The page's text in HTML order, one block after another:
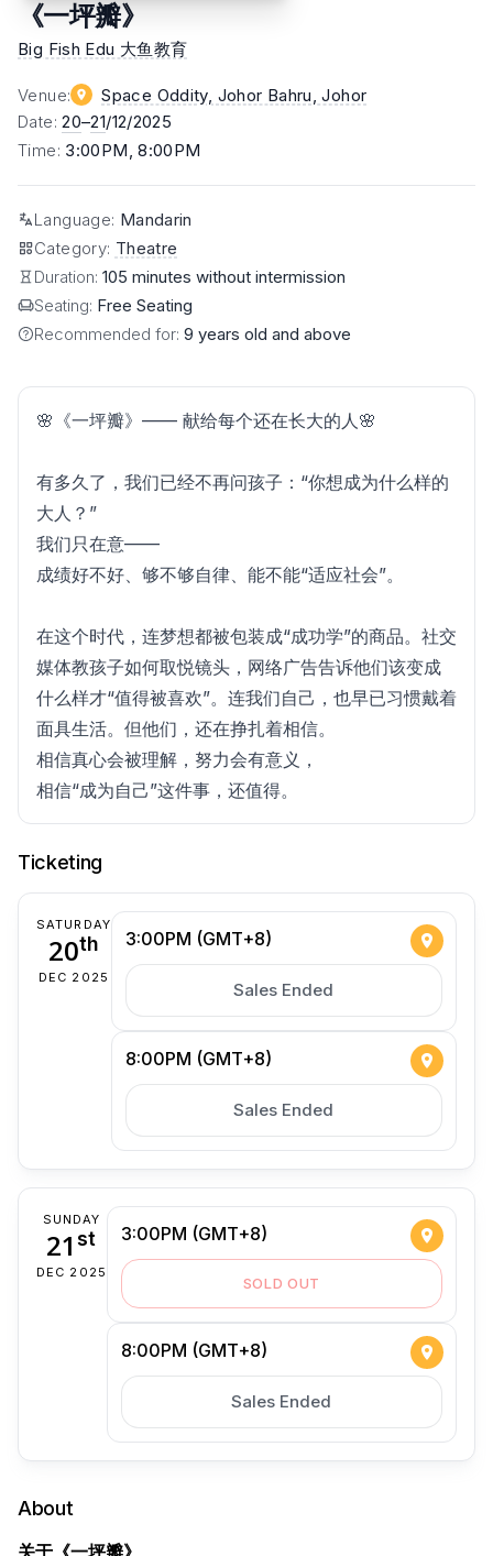
《一坪瓣》
Big Fish Edu 大鱼教育
Venue: Space Oddity, Johor Bahru , Johor
Date:20–21/12/2025
Time: 3:00PM, 8:00PM
Language: Mandarin
Category: Theatre
Duration: 105 minutes without intermission
Seating: Free Seating
Recommended for: 9 years old and above
🌸《一坪瓣》—— 献给每个还在长大的人🌸
有多久了，我们已经不再问孩子：“你想成为什么样的
大人？”
我们只在意——
成绩好不好、够不够自律、能不能“适应社会”。
在这个时代，连梦想都被包装成“成功学”的商品。社交
媒体教孩子如何取悦镜头，网络广告告诉他们该变成
什么样才“值得被喜欢”。连我们自己，也早已习惯戴着
面具生活。但他们，还在挣扎着相信。
相信真心会被理解，努力会有意义，
相信“成为自己”这件事，还值得。
Ticketing
SATURDAY
20th
DEC 2025
3:00PM (GMT+8)
Sales Ended
8:00PM (GMT+8)
Sales Ended
SUNDAY
21st
DEC 2025
3:00PM (GMT+8)
SOLD OUT
8:00PM (GMT+8)
Sales Ended
About
关于《一坪瓣》